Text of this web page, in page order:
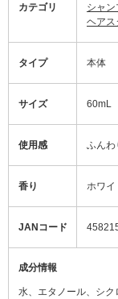
カテゴリ
シャ
ヘアス
タイプ 本体
サイズ 60mL
使用感 ふんわ
香り ホワイ
JANコード
成分情報
水、エタノール、シ